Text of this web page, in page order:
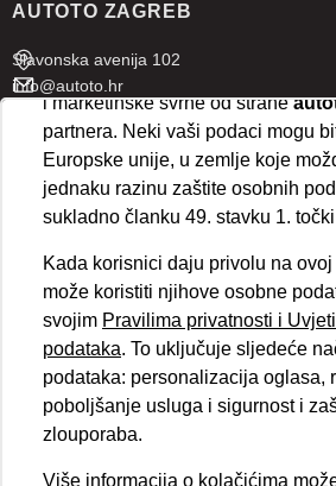
AUTOTO ZAGREB
Slavonska avenija 102
info@autoto.hr
Pon - Pet 07:30-18:00
Sub 08:00-13:00
AUTOTO SPLIT
info@autoto.hr
Pon - Pet 08:00-17:00
Sub 08:00-13:00
BRZI LINKOVI
Novosti
Politika privatnosti
ispravno funkcioniranje stranice.
kolačića na vaš uređaj i njihovu
i marketinške svrhe od strane
partnera. Neki vaši podaci mogu
Europske unije, u zemlje koje
jednaku razinu zaštite osobnih
sukladno članku 49. stavku 1.
Kada korisnici daju privolu na
može koristiti njihove osobne
svojim Pravilima privatnosti i
podataka. To uključuje sljedeće
podataka: personalizacija oglasa,
poboljšanje usluga i sigurnost i
zlouporaba.
Više informacija o kolačićima